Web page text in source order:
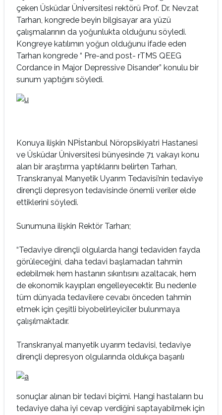
çeken Üsküdar Üniversitesi rektörü Prof. Dr. Nevzat
Tarhan, kongrede beyin bilgisayar ara yüzü
çalışmalarının da yoğunlukta olduğunu söyledi.
Kongreye katılımın yoğun olduğunu ifade eden
Tarhan kongrede “ Pre-and post- rTMS QEEG
Cordance in Major Depressive Disander” konulu bir
sunum yaptığını söyledi.
Konuya ilişkin NPİstanbul Nöropsikiyatri Hastanesi
ve Üsküdar Üniversitesi bünyesinde 71 vakayı konu
alan bir araştırma yaptıklarını belirten Tarhan,
Transkranyal Manyetik Uyarım Tedavisi’nin tedaviye
dirençli depresyon tedavisinde önemli veriler elde
ettiklerini söyledi.
Sunumuna ilişkin Rektör Tarhan;
“Tedaviye dirençli olgularda hangi tedaviden fayda
görüleceğini, daha tedavi başlamadan tahmin
edebilmek hem hastanın sıkıntısını azaltacak, hem
de ekonomik kayıpları engelleyecektir. Bu nedenle
tüm dünyada tedavilere cevabı önceden tahmin
etmek için çeşitli biyobelirleyiciler bulunmaya
çalışılmaktadır.
Transkranyal manyetik uyarım tedavisi, tedaviye
dirençli depresyon olgularında oldukça başarılı
sonuçlar alınan bir tedavi biçimi. Hangi hastaların bu
tedaviye daha iyi cevap verdiğini saptayabilmek için